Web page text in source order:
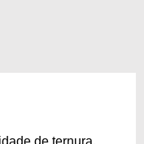
de ternura.